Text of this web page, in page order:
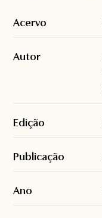
Acervo
Autor
Edição
Publicação
Ano